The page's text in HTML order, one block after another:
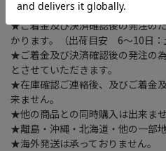
★ご注文確認後に在庫状況をお調べ
★ご着金及び決済確認後の発注の
かります。（出荷目安 6～10日：
★ご着金及び決済確認後の発注の
とさせていただきます。
★在庫確認ご連絡後、及びご着金
来ません。
★他の商品との同時購入は出来ませ
★離島・沖縄・北海道・他の一部
★海外発送は承っておりません。